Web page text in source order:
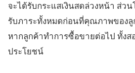
จะได้รับกระแสเงินสดล่วงหน้า ส่ว
รับภาระทั้งหมดก่อนที่คุณภาพของลู
หากลูกค้าทำการซื้อขายต่อไป ทั้งส
ประโยชน์